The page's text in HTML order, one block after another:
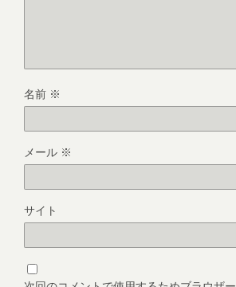
名前 ※
メール ※
サイト